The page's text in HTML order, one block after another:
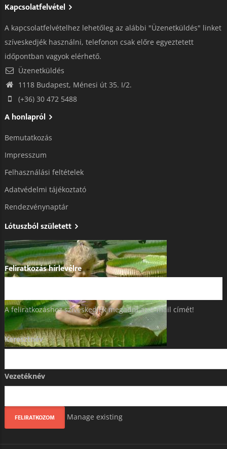
Kapcsolatfelvétel
A kapcsolatfelvételhez lehetőleg az alábbi "Üzenetküldés" linket
szíveskedjék használni, telefonon csak előre egyeztetett
időpontban vagyok elérhető.
Üzenetküldés
1118 Budapest, Ménesi út 35. I/2.
(+36) 30 472 5488
A honlapról
Bemutatkozás
Impresszum
Felhasználási feltételek
Adatvédelmi tájékoztató​
Rendezvénynaptár
Lótuszból született
Feliratkozás hírlevélre
A feliratkozáshoz szíveskedjék megadni az e-mail címét!
Keresztnév
Vezetéknév
Manage existing